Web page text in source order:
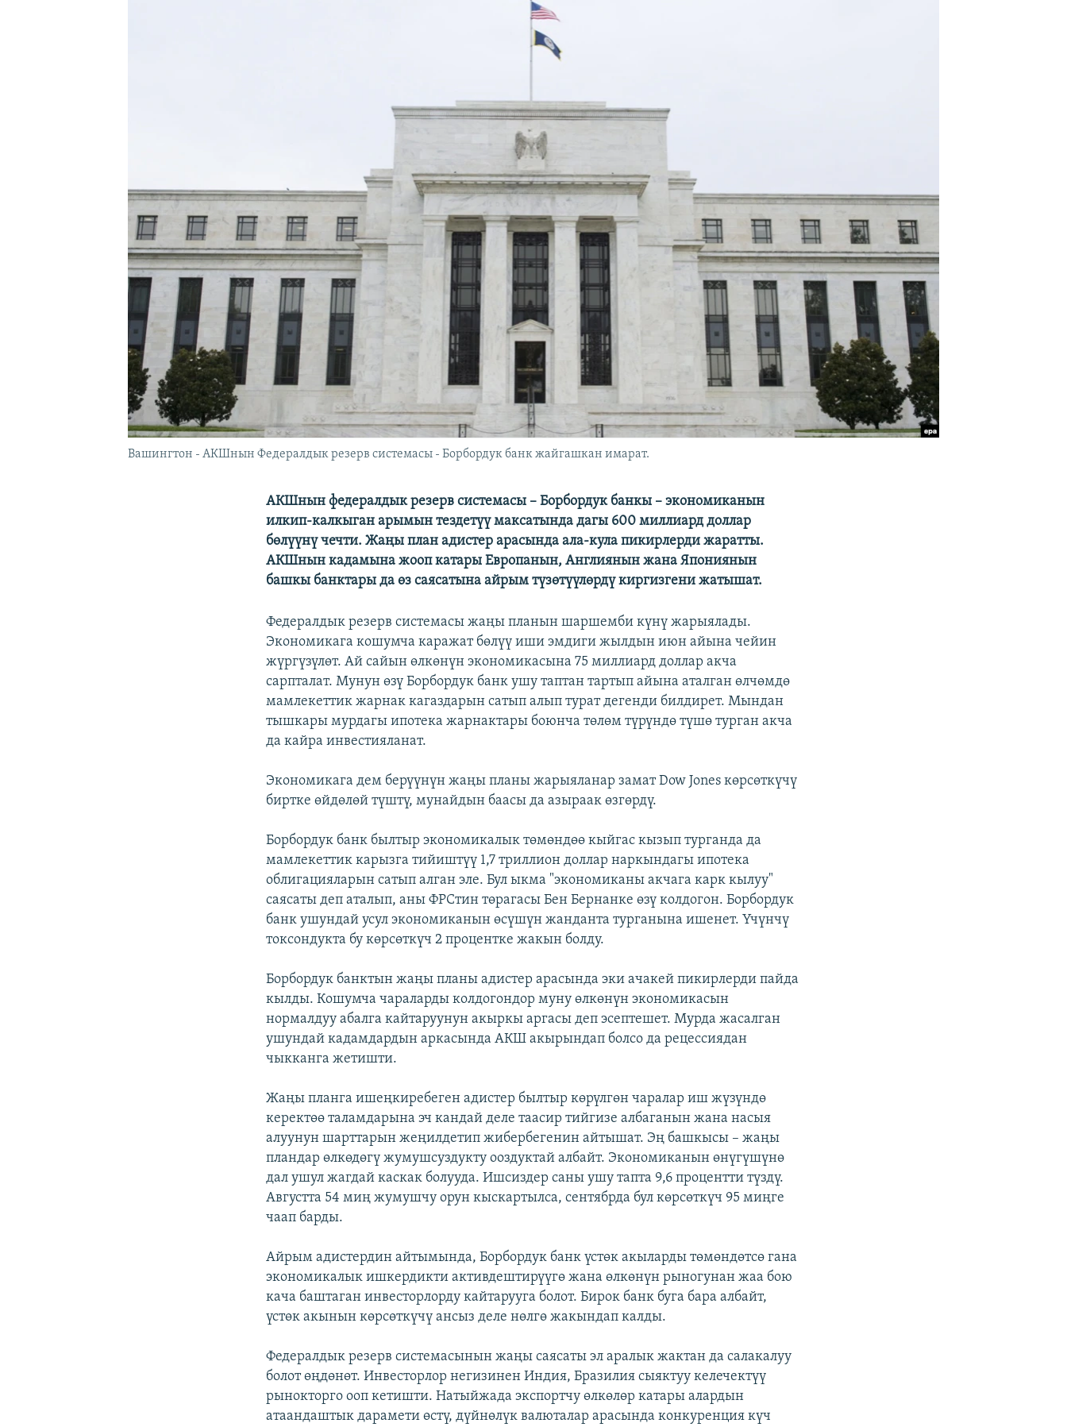
Вашингтон - АКШнын Федералдык резерв системасы - Борбордук банк жайгашкан имарат.
АКШнын федералдык резерв системасы – Борбордук банкы – экономиканын
илкип-калкыган арымын тездетүү максатында дагы 600 миллиард доллар
бөлүүнү чечти. Жаңы план адистер арасында ала-кула пикирлерди жаратты.
АКШнын кадамына жооп катары Европанын, Англиянын жана Япониянын
башкы банктары да өз саясатына айрым түзөтүүлөрдү киргизгени жатышат.
Федералдык резерв системасы жаңы планын шаршемби күнү жарыялады.
Экономикага кошумча каражат бөлүү иши эмдиги жылдын июн айына чейин
жүргүзүлөт. Ай сайын өлкөнүн экономикасына 75 миллиард доллар акча
сарпталат. Мунун өзү Борбордук банк ушу таптан тартып айына аталган өлчөмдө
мамлекеттик жарнак кагаздарын сатып алып турат дегенди билдирет. Мындан
тышкары мурдагы ипотека жарнактары боюнча төлөм түрүндө түшө турган акча
да кайра инвестияланат.
Экономикага дем берүүнүн жаңы планы жарыяланар замат Dow Jones көрсөткүчү
биртке өйдөлөй түштү, мунайдын баасы да азыраак өзгөрдү.
Борбордук банк былтыр экономикалык төмөндөө кыйгас кызып турганда да
мамлекеттик карызга тийиштүү 1,7 триллион доллар наркындагы ипотека
облигацияларын сатып алган эле. Бул ыкма "экономиканы акчага карк кылуу"
саясаты деп аталып, аны ФРСтин төрагасы Бен Бернанке өзү колдогон. Борбордук
банк ушундай усул экономиканын өсүшүн жанданта турганына ишенет. Үчүнчү
токсондукта бу көрсөткүч 2 процентке жакын болду.
Борбордук банктын жаңы планы адистер арасында эки ачакей пикирлерди пайда
кылды. Кошумча чараларды колдогондор муну өлкөнүн экономикасын
нормалдуу абалга кайтаруунун акыркы аргасы деп эсептешет. Мурда жасалган
ушундай кадамдардын аркасында АКШ акырындап болсо да рецессиядан
чыкканга жетишти.
Жаңы планга ишеңкиребеген адистер былтыр көрүлгөн чаралар иш жүзүндө
керектөө таламдарына эч кандай деле таасир тийгизе албаганын жана насыя
алуунун шарттарын жеңилдетип жибербегенин айтышат. Эң башкысы – жаңы
пландар өлкөдөгү жумушсуздукту ооздуктай албайт. Экономиканын өнүгүшүнө
дал ушул жагдай каскак болууда. Ишсиздер саны ушу тапта 9,6 процентти түздү.
Августта 54 миң жумушчу орун кыскартылса, сентябрда бул көрсөткүч 95 миңге
чаап барды.
Айрым адистердин айтымында, Борбордук банк үстөк акыларды төмөндөтсө гана
экономикалык ишкердикти активдештирүүгө жана өлкөнүн рыногунан жаа бою
кача баштаган инвесторлорду кайтарууга болот. Бирок банк буга бара албайт,
үстөк акынын көрсөткүчү ансыз деле нөлгө жакындап калды.
Федералдык резерв системасынын жаңы саясаты эл аралык жактан да салакалуу
болот өңдөнөт. Инвесторлор негизинен Индия, Бразилия сыяктуу келечектүү
рынокторго ооп кетишти. Натыйжада экспортчу өлкөлөр катары алардын
атаандаштык дарамети өстү, дүйнөлүк валюталар арасында конкуренция күч